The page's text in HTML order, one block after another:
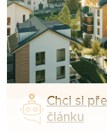
Chci si
článku